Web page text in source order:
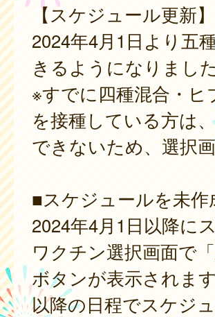
【スケジュール更新】
2024年4月1日より五
きるようになりました
※すでに四種混合・
を接種している方は
できないため、選択
■スケジュールを未作
2024年4月1日以降に
ワクチン選択画面で
ボタンが表示されま
以降の日程でスケジ